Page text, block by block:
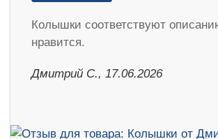
Колышки соответствуют
нравится.
Дмитрий С., 17.06.2026